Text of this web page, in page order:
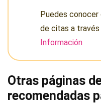
Puedes
de citas a
Información
Otras páginas
recomendadas